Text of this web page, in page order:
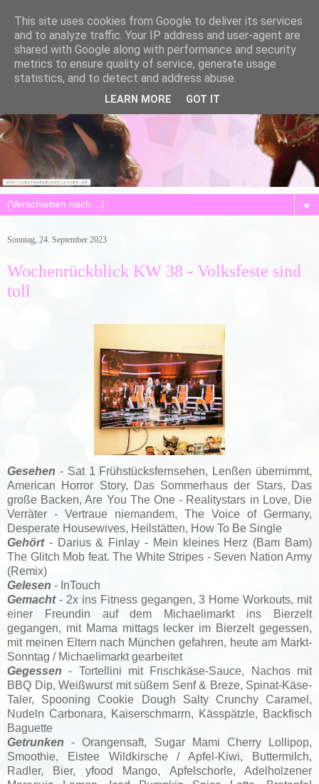
▼
Sonntag, 24. September 2023
Wochenrückblick KW 38 - Volksfeste sind
toll
Gesehen - Sat 1 Frühstücksfernsehen, Lenßen übernimmt,
American Horror Story, Das Sommerhaus der Stars, Das
große Backen, Are You The One - Realitystars in Love, Die
Verräter - Vertraue niemandem, The Voice of Germany,
Desperate Housewives, Heilstätten, How To Be Single
Gehört- Darius & Finlay - Mein kleines Herz (Bam Bam)
The Glitch Mob feat. The White Stripes - Seven Nation Army
(Remix)
Gelesen - InTouch
Gemacht- 2x ins Fitness gegangen, 3 Home Workouts, mit
einer Freundin auf dem Michaelimarkt ins Bierzelt
gegangen, mit Mama mittags lecker im Bierzelt gegessen,
mit meinen Eltern nach München gefahren, heute am Markt-
Sonntag / Michaelimarkt gearbeitet
Gegessen - Tortellini mit Frischkäse-Sauce, Nachos mit
BBQ Dip, Weißwurst mit süßem Senf & Breze, Spinat-Käse-
Taler, Spooning Cookie Dough Salty Crunchy Caramel,
Nudeln Carbonara, Kaiserschmarrn, Kässpätzle, Backfisch
Baguette
Getrunken - Orangensaft, Sugar Mami Cherry Lollipop,
Smoothie, Eistee Wildkirsche / Apfel-Kiwi, Buttermilch,
Radler, Bier, yfood Mango, Apfelschorle, Adelholzener
This site uses cookies from Google to deliver its services
and to analyze traffic. Your IP address and user-agent are
shared with Google along with performance and security
metrics to ensure quality of service, generate usage
statistics, and to detect and address abuse.
LEARN MORE GOT IT